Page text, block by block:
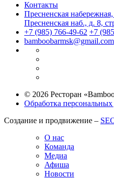
Контакты
Пресненская
Пресненская наб., д. 8,
+7 (985) 766-49-62 +7
bamboobarmsk@gmail.com
© 2026 Ресторан
Обработка
Создание и продвижение –
О нас
Команда
Медиа
Афиша
Новости